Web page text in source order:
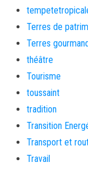
Terres de
Terres
théâtre
Tourisme
toussaint
tradition
Transition
Transport et
Travail